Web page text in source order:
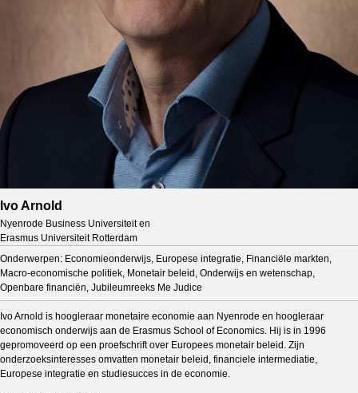
Ivo Arnold
Nyenrode Business Universiteit en
Erasmus Universiteit Rotterdam
Onderwerpen: Economieonderwijs, Europese integratie, Financiële markten,
Macro-economische politiek, Monetair beleid, Onderwijs en wetenschap,
Openbare financiën, Jubileumreeks Me Judice
Ivo Arnold is hoogleraar monetaire economie aan Nyenrode en hoogleraar
economisch onderwijs aan de Erasmus School of Economics. Hij is in 1996
gepromoveerd op een proefschrift over Europees monetair beleid. Zijn
onderzoeksinteresses omvatten monetair beleid, financiele intermediatie,
Europese integratie en studiesucces in de economie.